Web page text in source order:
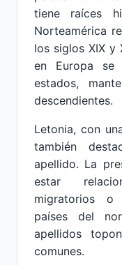
tiene raíces
Norteamérica
los siglos XIX y
en Europa se
estados,
descendientes.
Letonia, con
también
apellido. La
estar
migratorios o
países del
apellidos
comunes.